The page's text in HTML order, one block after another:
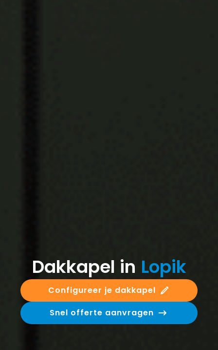
Dakkapel in Lopik
Configureer je dakkapel
Snel offerte aanvragen